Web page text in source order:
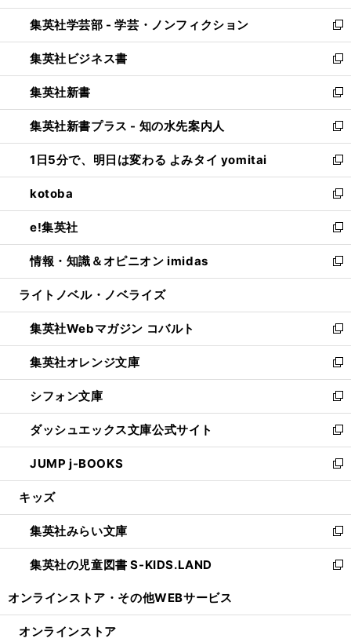
開
く
ウ
で
開
く
ン
ド
ウ
で
開
く
ウ
ィ
ン
ド
ウ
で
開
く
集英社学芸部 - 学芸・ノンフィクション
新
し
い
ウ
ィ
ン
ド
ウ
で
開
く
集英社ビジネス書
新
し
い
ウ
ィ
ン
ド
ウ
で
開
く
集英社新書
新
し
い
ウ
ィ
ン
ド
ウ
で
開
く
集英社新書プラス - 知の水先案内人
新
し
い
ウ
ィ
ン
ド
ウ
で
開
1日5分で、明日は変わる よみタイ yomitai
新
し
い
ウ
ィ
ン
ド
ウ
開
く
kotoba
新
し
い
ウ
ィ
ン
ウ
で
開
く
e!集英社
新
し
い
ウ
ン
ド
ウ
で
開
く
情報・知識＆オピニオン imidas
新
し
ウ
ィ
ン
ド
ウ
で
開
く
ライトノベル・ノベライズ
集英社Webマガジン コバルト
新
し
い
ウ
ィ
ン
ド
ウ
で
開
集英社オレンジ文庫
新
し
い
ウ
ィ
ン
ド
ウ
開
く
シフォン文庫
新
し
い
ウ
ィ
ン
ウ
で
開
く
ダッシュエックス文庫公式サイト
新
し
い
ウ
ン
ド
ウ
で
JUMP j-BOOKS
新
し
ウ
ィ
ン
ド
開
キッズ
集英社みらい文庫
新
し
い
ン
集英社の児童図書 S-KIDS.LAND
新
ウ
オンラインストア・ その他WEBサービス
オンラインストア